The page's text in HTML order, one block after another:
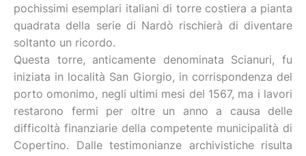
pochissimi esemplari italiani di torre costiera a pianta
quadrata della serie di Nardò rischierà di diventare
soltanto un ricordo.
Questa torre, anticamente denominata Scianuri, fu
iniziata in località San Giorgio, in corrispondenza del
porto omonimo, negli ultimi mesi del 1567, ma i lavori
restarono fermi per oltre un anno a causa delle
difficoltà finanziarie della competente municipalità di
Copertino. Dalle testimonianze archivistiche risulta